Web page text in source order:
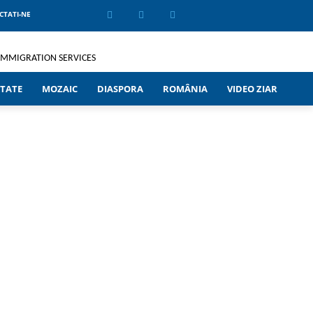
NE
MOZAIC DIASPORA ROMÂNIA VIDEO ZIAR